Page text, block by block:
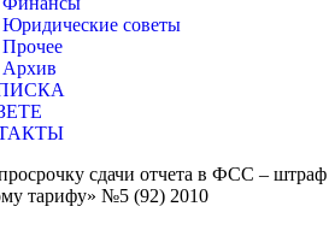
Юридические советы
Прочее
Архив
сдачи отчета в ФСС – штраф
тарифу» №5 (92) 2010